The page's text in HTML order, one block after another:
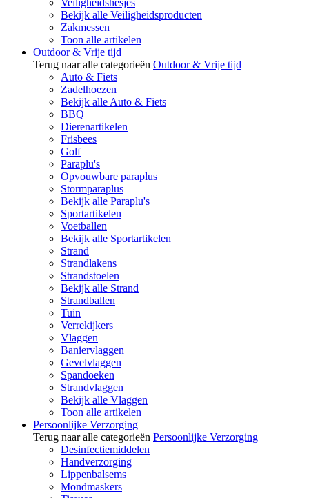
Veiligheidshesjes
Bekijk alle Veiligheidsproducten
Zakmessen
Toon alle artikelen
Outdoor & Vrije tijd
Terug naar alle categorieën Outdoor & Vrije tijd
Auto & Fiets
Zadelhoezen
Bekijk alle Auto & Fiets
BBQ
Dierenartikelen
Frisbees
Golf
Paraplu's
Opvouwbare paraplus
Stormparaplus
Bekijk alle Paraplu's
Sportartikelen
Voetballen
Bekijk alle Sportartikelen
Strand
Strandlakens
Strandstoelen
Bekijk alle Strand
Strandballen
Tuin
Verrekijkers
Vlaggen
Baniervlaggen
Gevelvlaggen
Spandoeken
Strandvlaggen
Bekijk alle Vlaggen
Toon alle artikelen
Persoonlijke Verzorging
Terug naar alle categorieën Persoonlijke Verzorging
Desinfectiemiddelen
Handverzorging
Lippenbalsems
Mondmaskers